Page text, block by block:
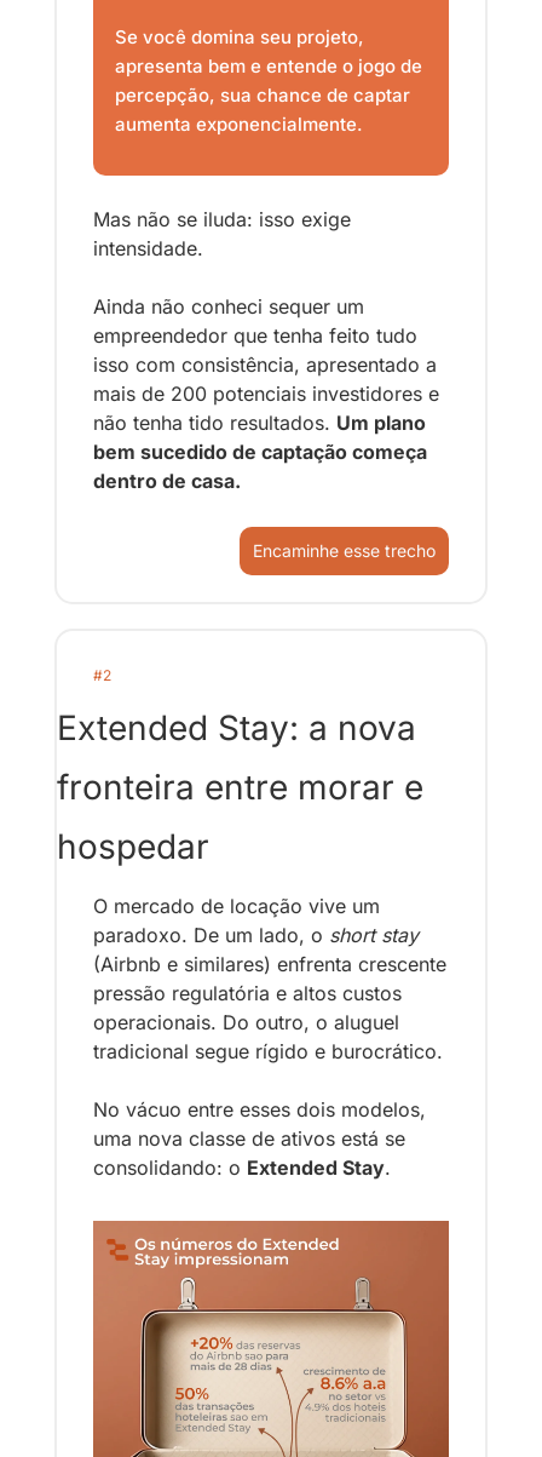
Se você domina seu projeto,
apresenta bem e entende o jogo de
percepção, sua chance de captar
aumenta exponencialmente.
Mas não se iluda: isso exige
intensidade.
Ainda não conheci sequer um
empreendedor que tenha feito tudo
isso com consistência, apresentado a
mais de 200 potenciais investidores e
não tenha tido resultados. Um plano
bem sucedido de captação começa
dentro de casa.
Encaminhe esse trecho
#2
Extended Stay: a nova
fronteira entre morar e
hospedar
O mercado de locação vive um
paradoxo. De um lado, o short stay
(Airbnb e similares) enfrenta crescente
pressão regulatória e altos custos
operacionais. Do outro, o aluguel
tradicional segue rígido e burocrático.
No vácuo entre esses dois modelos,
uma nova classe de ativos está se
consolidando: o Extended Stay.